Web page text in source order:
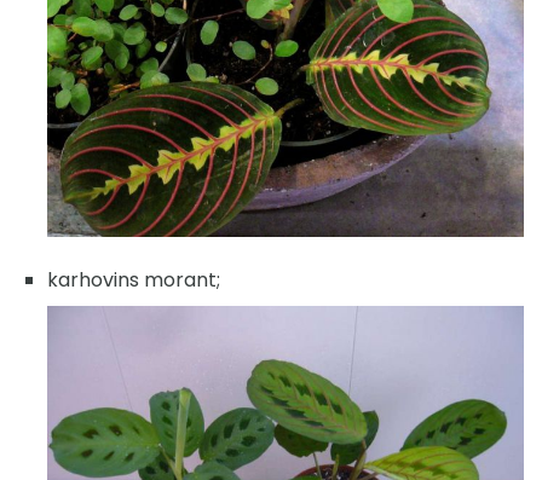
karhovins morant;